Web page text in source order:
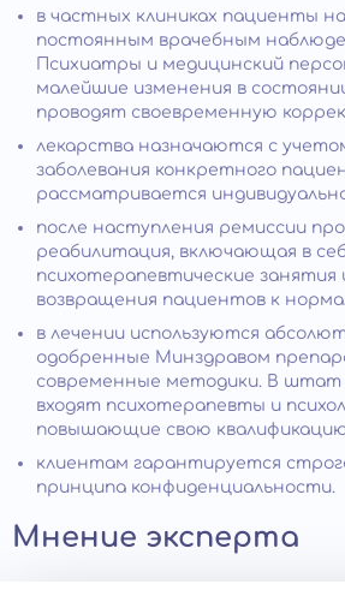
в частных клиниках пациенты
постоянным врачебным
Психиатры и медицинский
малейшие изменения в
проводят своевременную
лекарства назначаются с
заболевания конкретного
рассматривается
после наступления ремиссии
реабилитация, включающая в
психотерапевтические занятия
возвращения пациентов к
в лечении используются
одобренные Минздравом
современные методики. В штат
входят психотерапевты и
повышающие свою
клиентам гарантируется
принципа конфиденциальности.
Мнение эксперта